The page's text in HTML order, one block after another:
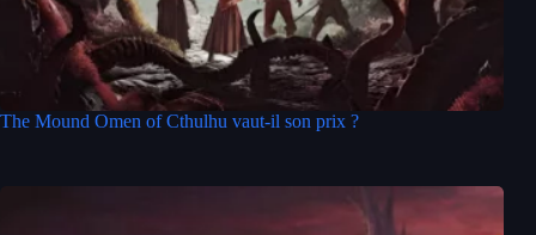
The Mound Omen of Cthulhu vaut-il son prix ?